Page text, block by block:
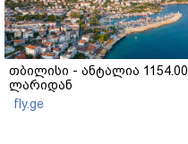
თბილისი - ანტალია 1154.00
ლარიდან
fly.ge